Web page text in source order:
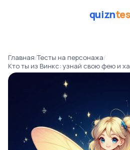
quizn
Главная/Тесты на персонажа/
Кто ты из Винкс: узнай свою фею и
Кто ты из
📅11.03.26
👁️ 503 прошли тест
4 минуты
персонажи